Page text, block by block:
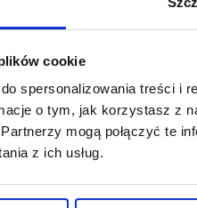
cookie
spersonalizowania treści i
o tym, jak korzystasz z
mogą połączyć te
z ich usług.